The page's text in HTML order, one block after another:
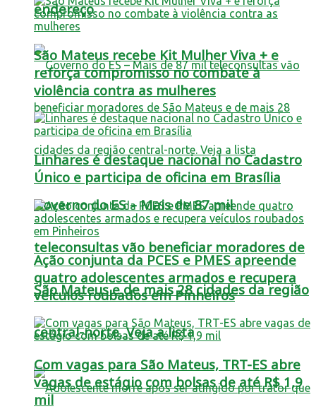
endereço
Governo do ES – Mais de 87 mil
teleconsultas vão beneficiar moradores de
São Mateus e de mais 28 cidades da região
central-norte. Veja a lista
São Mateus recebe Kit Mulher Viva + e
reforça compromisso no combate à
violência contra as mulheres
Linhares é destaque nacional no Cadastro
Único e participa de oficina em Brasília
Ação conjunta da PCES e PMES apreende
quatro adolescentes armados e recupera
veículos roubados em Pinheiros
Com vagas para São Mateus, TRT-ES abre
vagas de estágio com bolsas de até R$ 1,9
mil